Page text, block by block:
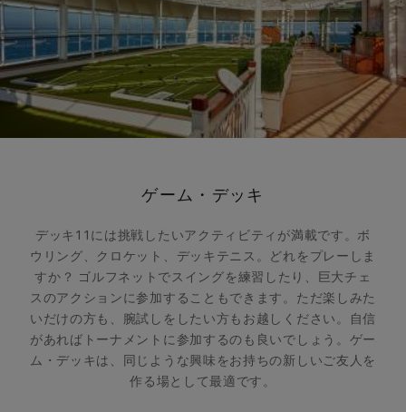
ゲーム・デッキ
デッキ11には挑戦したいアクティビティが満載です。ボ
ウリング、クロケット、デッキテニス。どれをプレーしま
すか？ ゴルフネットでスイングを練習したり、巨大チェ
スのアクションに参加することもできます。ただ楽しみた
いだけの方も、腕試しをしたい方もお越しください。自信
があればトーナメントに参加するのも良いでしょう。ゲー
ム・デッキは、同じような興味をお持ちの新しいご友人を
作る場として最適です。